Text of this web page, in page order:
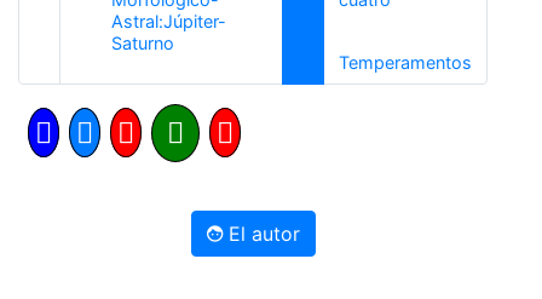
Astral:Júpiter-
Saturno
Temperamentos
El autor